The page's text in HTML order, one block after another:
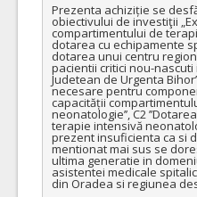
Prezenta achiziție se
obiectivului de investiţii
compartimentului de
dotarea cu echipamente
dotarea unui centru
pacientii critici nou-
Judetean de Urgenta
necesare pentru
capacității
neonatologie’’, C2
terapie intensivă
prezent insuficienta ca si
mentionat mai sus se
ultima generatie in
asistentei medicale
din Oradea si regiunea